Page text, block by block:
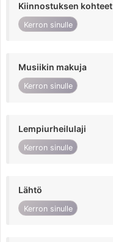
Kiinnostuksen kohteet
Kerron sinulle
Musiikin makuja
Kerron sinulle
Lempiurheilulaji
Kerron sinulle
Lähtö
Kerron sinulle